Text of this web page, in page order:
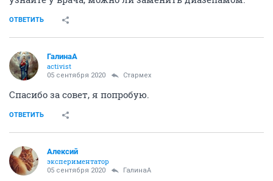
ОТВЕТИТЬ
ГалинаА
activist
05 сентября 2020 Стармех
Спасибо за совет, я попробую.
ОТВЕТИТЬ
Алексий
экспериментатор
05 сентября 2020 ГалинаА